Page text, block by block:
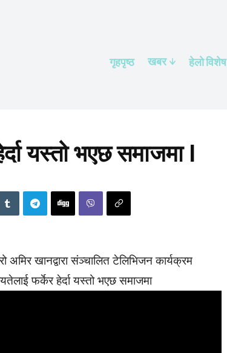
गृहपृष्ठ खबर हेलाे विशेष
यस्तो भएछ समाजमा I
अमिर खानद्वारा संञ्चालित टेलिभिजन कार्यक्रम
फर्केर हेर्दा यस्तो भएछ समाजमा